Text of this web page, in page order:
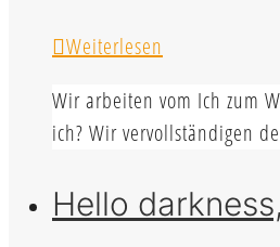
Weiterlesen
Wir arbeiten vom Ich zum
ich? Wir vervollständigen
Hello